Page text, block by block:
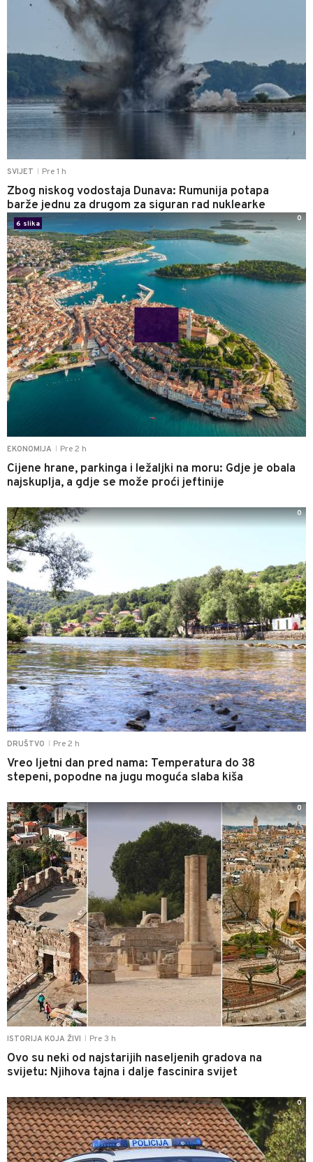
SVIJET Pre 1 h
Zbog niskog vodostaja Dunava: Rumunija potapa
barže jednu za drugom za siguran rad nuklearke
EKONOMIJA Pre 2 h
Cijene hrane, parkinga i ležaljki na moru: Gdje je obala
najskuplja, a gdje se može proći jeftinije
6 slika
0
DRUŠTVO Pre 2 h
Vreo ljetni dan pred nama: Temperatura do 38
stepeni, popodne na jugu moguća slaba kiša
0
ISTORIJA KOJA ŽIVI Pre 3 h
Ovo su neki od najstarijih naseljenih gradova na
svijetu: Njihova tajna i dalje fascinira svijet
0
0